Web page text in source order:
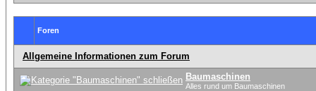
Foren
Allgemeine Informationen zum Forum
Baumaschinen
Alles rund um Baumaschinen